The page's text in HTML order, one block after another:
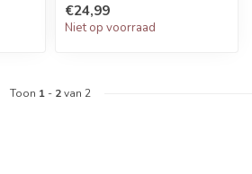
en verni...
€24,99
Niet op voorraad
Toon 1 - 2van 2